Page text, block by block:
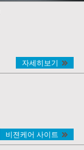
자세히보기
비젼케어 사이트